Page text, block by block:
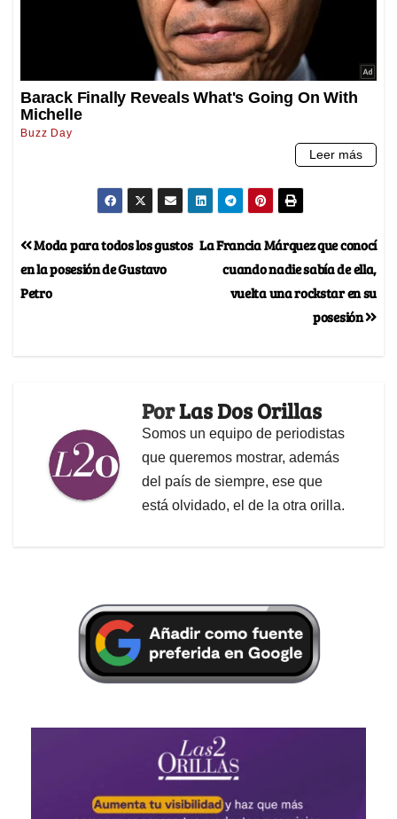
La Francia Márquez que conocí
cuando nadie sabía de ella,
vuelta una rockstar en su
posesión
Moda para todos los gustos
en la posesión de Gustavo
Petro
PorLas Dos Orillas
Somos un equipo de periodistas
que queremos mostrar, además
del país de siempre, ese que
está olvidado, el de la otra orilla.